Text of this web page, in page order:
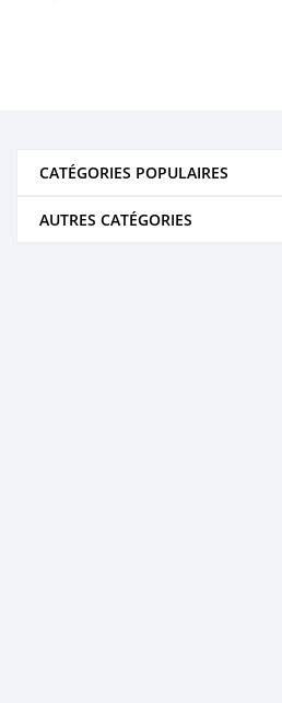
CATÉGORIES POPULAIRES
AUTRES CATÉGORIES